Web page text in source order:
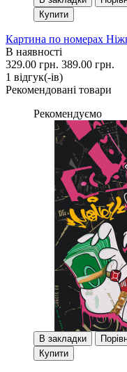
Купити
Картина по номерах
В наявності
329.00 грн. 389.00 грн.
1 вiдгук(-iв)
Рекомендовані товари
Рекомендуємо
В закладки
Купити